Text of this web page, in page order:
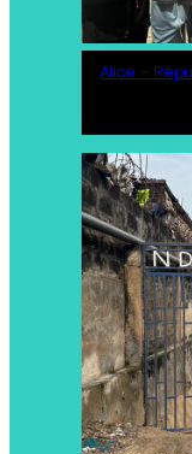
Alice –